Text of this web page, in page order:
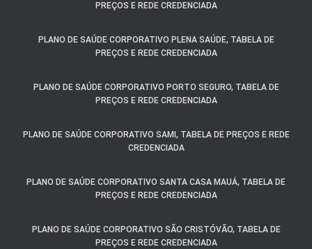
PREÇOS E REDE CREDENCIADA
PLANO DE SAÚDE CORPORATIVO PLENA SAÚDE, TABELA DE
PREÇOS E REDE CREDENCIADA
PLANO DE SAÚDE CORPORATIVO PORTO SEGURO, TABELA DE
PREÇOS E REDE CREDENCIADA
PLANO DE SAÚDE CORPORATIVO SAMI, TABELA DE PREÇOS E REDE
CREDENCIADA
PLANO DE SAÚDE CORPORATIVO SANTA CASA MAUÁ, TABELA DE
PREÇOS E REDE CREDENCIADA
PLANO DE SAÚDE CORPORATIVO SÃO CRISTÓVÃO, TABELA DE
PREÇOS E REDE CREDENCIADA